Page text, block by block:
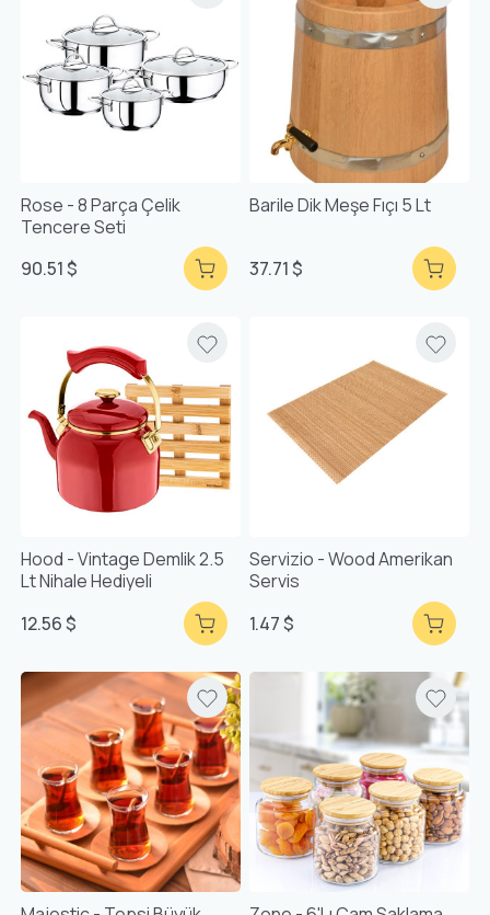
Rose - 8 Parça Çelik
Tencere Seti
90.51 $
Barile Dik Meşe Fıçı 5 Lt
37.71 $
Hood - Vintage Demlik 2.5
Lt Nihale Hediyeli
12.56 $
Servizio - Wood Amerikan
Servis
1.47 $